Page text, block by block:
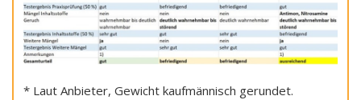
* Laut Anbieter, Gewicht kaufmännisch gerundet.